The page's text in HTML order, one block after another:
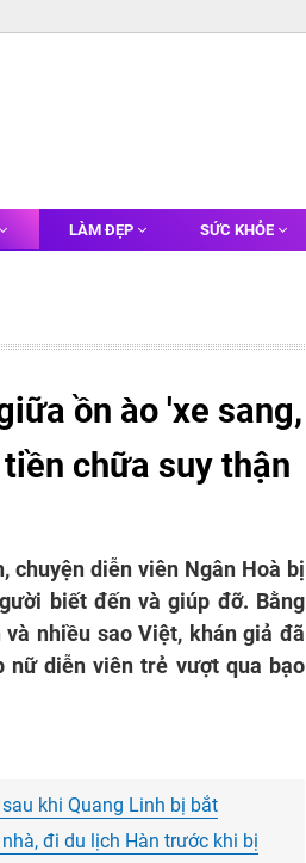
LÀM ĐẸP SỨC KHỎE
ồn ào 'xe sang,
chữa suy thận
chuyện diễn viên Ngân Hoà bị
biết đến và giúp đỡ. Bằng
nhiều sao Việt, khán giả đã
nữ diễn viên trẻ vượt qua bạo
khi Quang Linh bị bắt
đi du lịch Hàn trước khi bị